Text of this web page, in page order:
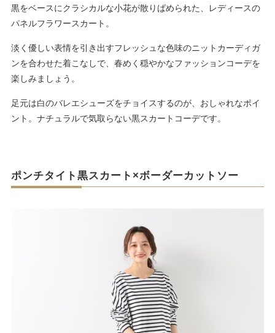
黒をベースにクラシカルな小花が散りばめられた、レディースの
パネルフラワースカート。
淡く優しい表情を引き出すフレッシュな色味のニットカーディガ
ンを合わせた着こなしで、春めく穏やかなファッションコーデを
楽しみましょう。
足元は白のバレエシューズをチョイスするのが、おしゃれなポイ
ント。ナチュラルで気取らない黒スカートコーデです。
ポンチタイト黒スカート×ボーダーカットソー